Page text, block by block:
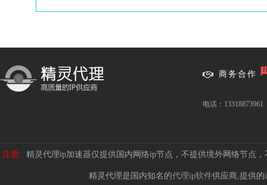
商务合作
电话：13318873961
注意: 精灵代理ip加速器仅提供国内网络ip节点，不提供境外网络节点
精灵代理是国内知名的代理ip软件供应商,提供的